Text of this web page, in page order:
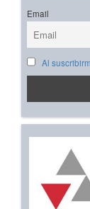
Email
Al